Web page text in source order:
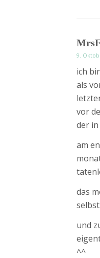
9.
ich
als
vor
der
am
das
und
^^